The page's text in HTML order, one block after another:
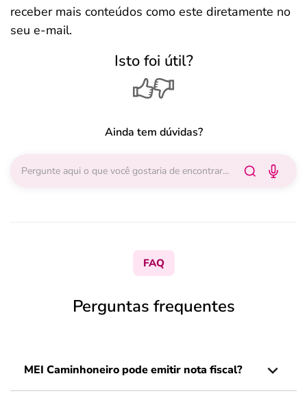
receber mais conteúdos como este diretamente no
seu e-mail.
Isto foi útil?
Ainda tem dúvidas?
FAQ
Perguntas frequentes
MEI Caminhoneiro pode emitir nota fiscal?